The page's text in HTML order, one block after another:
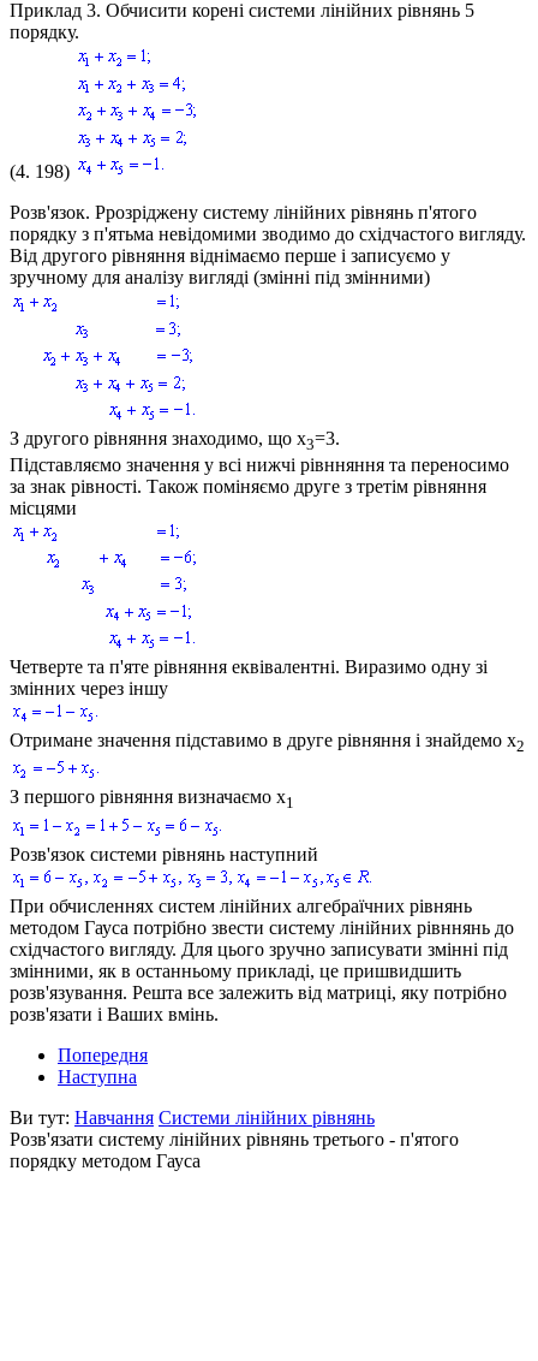
Приклад 3. Обчисити корені системи лінійних рівнянь 5
порядку.
(4. 198)
Розв'язок. Ррозріджену систему лінійних рівнянь п'ятого
порядку з п'ятьма невідомими зводимо до східчастого вигляду.
Від другого рівняння віднімаємо перше і записуємо у
зручному для аналізу вигляді (змінні під змінними)
З другого рівняння знаходимо, що x3=3.
Підставляємо значення у всі нижчі рівнняння та переносимо
за знак рівності. Також поміняємо друге з третім рівняння
місцями
Четверте та п'яте рівняння еквівалентні. Виразимо одну зі
змінних через іншу
Отримане значення підставимо в друге рівняння і знайдемо x2
З першого рівняння визначаємо x1
Розв'язок системи рівнянь наступний
При обчисленнях систем лінійних алгебраїчних рівнянь
методом Гауса потрібно звеcти систему лінійних рівннянь до
східчастого вигляду. Для цього зручно записувати змінні під
змінними, як в останньому прикладі, це пришвидшить
розв'язування. Решта все залежить від матриці, яку потрібно
розв'язати і Ваших вмінь.
Попередня
Наступна
Ви тут: Навчання Системи лінійних рівнянь
Розв'язати систему лінійних рівнянь третього - п'ятого
порядку методом Гауса